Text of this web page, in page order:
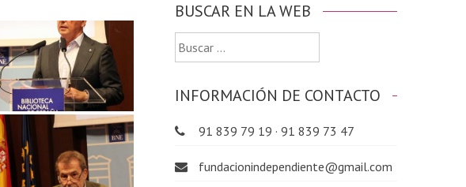
BUSCAR EN LA WEB
Buscar:
INFORMACIÓN DE CONTACTO
91 839 79 19 · 91 839 73 47
fundacionindependiente@gmail.com